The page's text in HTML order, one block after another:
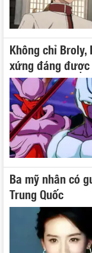
Không chỉ
xứng đáng
Ba mỹ nhân có
Trung Quốc